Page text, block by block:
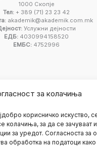
за колачиња
корисничко искуство,
колачиња, за да се зачуваат
за уредот. Согласноста за
обработка на податоци
1000 Скопје
Тел: + 389 (71) 23 23 42
akademik@akademik.com.mk
Услужни дејности
ЕДБ: 4030994158520
ЕМБС: 4752996